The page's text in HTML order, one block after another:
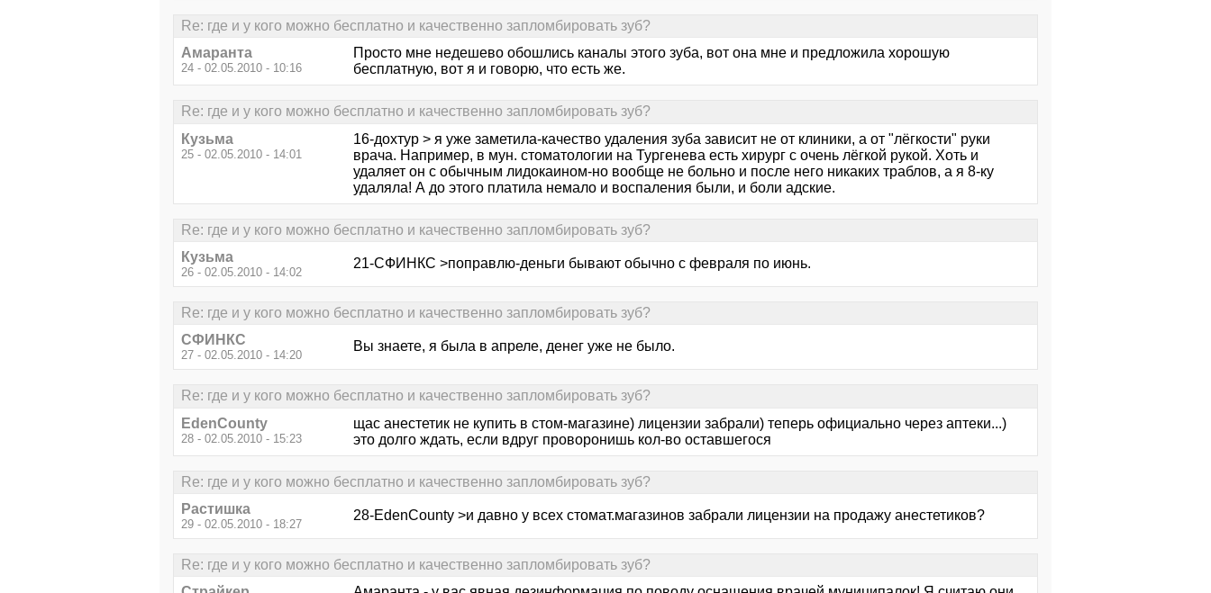
Re: где и у кого можно бесплатно и качественно запломбировать зуб?
Амаранта
24 - 02.05.2010 - 10:16
Просто мне недешево обошлись каналы этого зуба, вот она мне и предложила хорошую
бесплатную, вот я и говорю, что есть же.
Re: где и у кого можно бесплатно и качественно запломбировать зуб?
Кузьма
25 - 02.05.2010 - 14:01
16-дохтур > я уже заметила-качество удаления зуба зависит не от клиники, а от "лёгкости" руки
врача. Например, в мун. стоматологии на Тургенева есть хирург с очень лёгкой рукой. Хоть и
удаляет он с обычным лидокаином-но вообще не больно и после него никаких траблов, а я 8-ку
удаляла! А до этого платила немало и воспаления были, и боли адские.
Re: где и у кого можно бесплатно и качественно запломбировать зуб?
Кузьма
26 - 02.05.2010 - 14:02
21-СФИНКС >поправлю-деньги бывают обычно с февраля по июнь.
Re: где и у кого можно бесплатно и качественно запломбировать зуб?
СФИНКС
27 - 02.05.2010 - 14:20
Вы знаете, я была в апреле, денег уже не было.
Re: где и у кого можно бесплатно и качественно запломбировать зуб?
EdenCounty
28 - 02.05.2010 - 15:23
щас анестетик не купить в стом-магазине) лицензии забрали) теперь официально через аптеки...)
это долго ждать, если вдруг проворонишь кол-во оставшегося
Re: где и у кого можно бесплатно и качественно запломбировать зуб?
Растишка
29 - 02.05.2010 - 18:27
28-EdenCounty >и давно у всех стомат.магазинов забрали лицензии на продажу анестетиков?
Re: где и у кого можно бесплатно и качественно запломбировать зуб?